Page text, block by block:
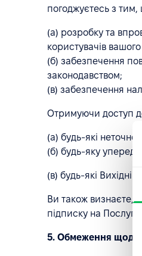
погоджуєтесь з тим,
(а) розробку та
користувачів
(б) забезпечення
законодавством;
(в) забезпечення
Отримуючи доступ
(a) будь-які
(б) будь-яку
(в) будь-які Вихідні
Ви також визнаєте,
підписку на Послуги
5. Обмеження щодо